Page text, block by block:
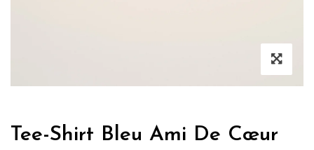
Tee-Shirt Bleu Ami De Cœur